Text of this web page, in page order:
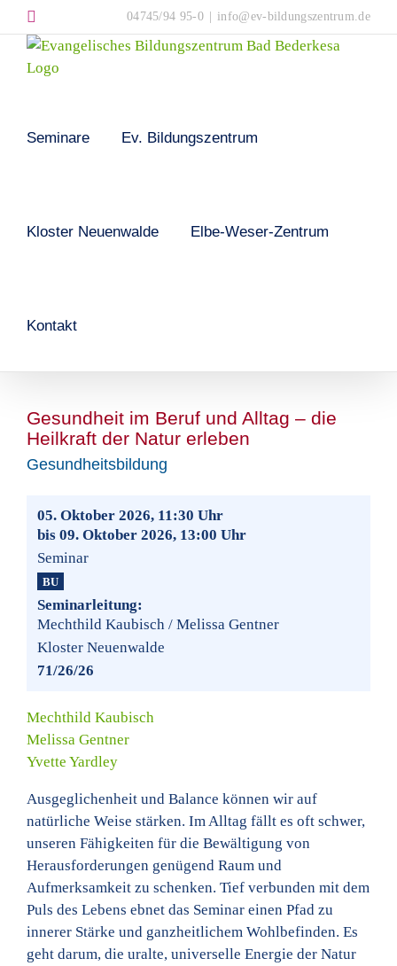
to
content
04745/94 95-0 info@ev-bildungszentrum.de
Seminare Ev. Bildungszentrum
Kloster Neuenwalde Elbe-Weser-Zentrum
Kontakt
Gesundheit im Beruf und Alltag – die
Heilkraft der Natur erleben
Gesundheitsbildung
05. Oktober 2026, 11:30 Uhr
bis 09. Oktober 2026, 13:00 Uhr
Seminar
BU
Seminarleitung:
Mechthild Kaubisch / Melissa Gentner
Kloster Neuenwalde
71/26/26
Mechthild Kaubisch
Melissa Gentner
Yvette Yardley
Ausgeglichenheit und Balance können wir auf
natürliche Weise stärken. Im Alltag fällt es oft schwer,
unseren Fähigkeiten für die Bewältigung von
Herausforderungen genügend Raum und
Aufmerksamkeit zu schenken. Tief verbunden mit dem
Puls des Lebens ebnet das Seminar einen Pfad zu
innerer Stärke und ganzheitlichem Wohlbefinden. Es
geht darum, die uralte, universelle Energie der Natur